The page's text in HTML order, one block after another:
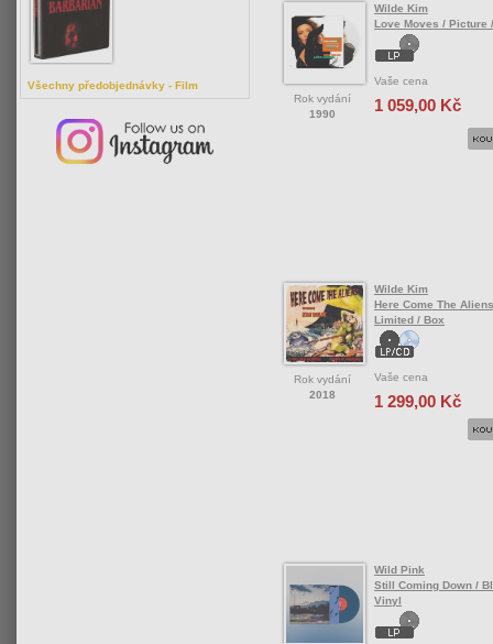
Rok vydání
1990
Wilde Kim
Love Moves / Picture
Vaše cena
1 059,00 Kč
Rok vydání
2018
Wilde Kim
Here Come The
Limited / Box
Vaše cena
1 299,00 Kč
Wild Pink
Still Coming Down /
Vinyl
Všechny předobjednávky - Film